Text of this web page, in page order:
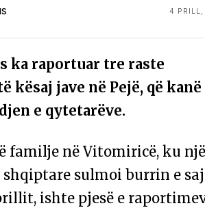
4
ka raportuar tre raste
kësaj jave në Pejë, që kanë
e qytetarëve.
familje në Vitomiricë, ku një
sulmoi burrin e saj
ishte pjesë e